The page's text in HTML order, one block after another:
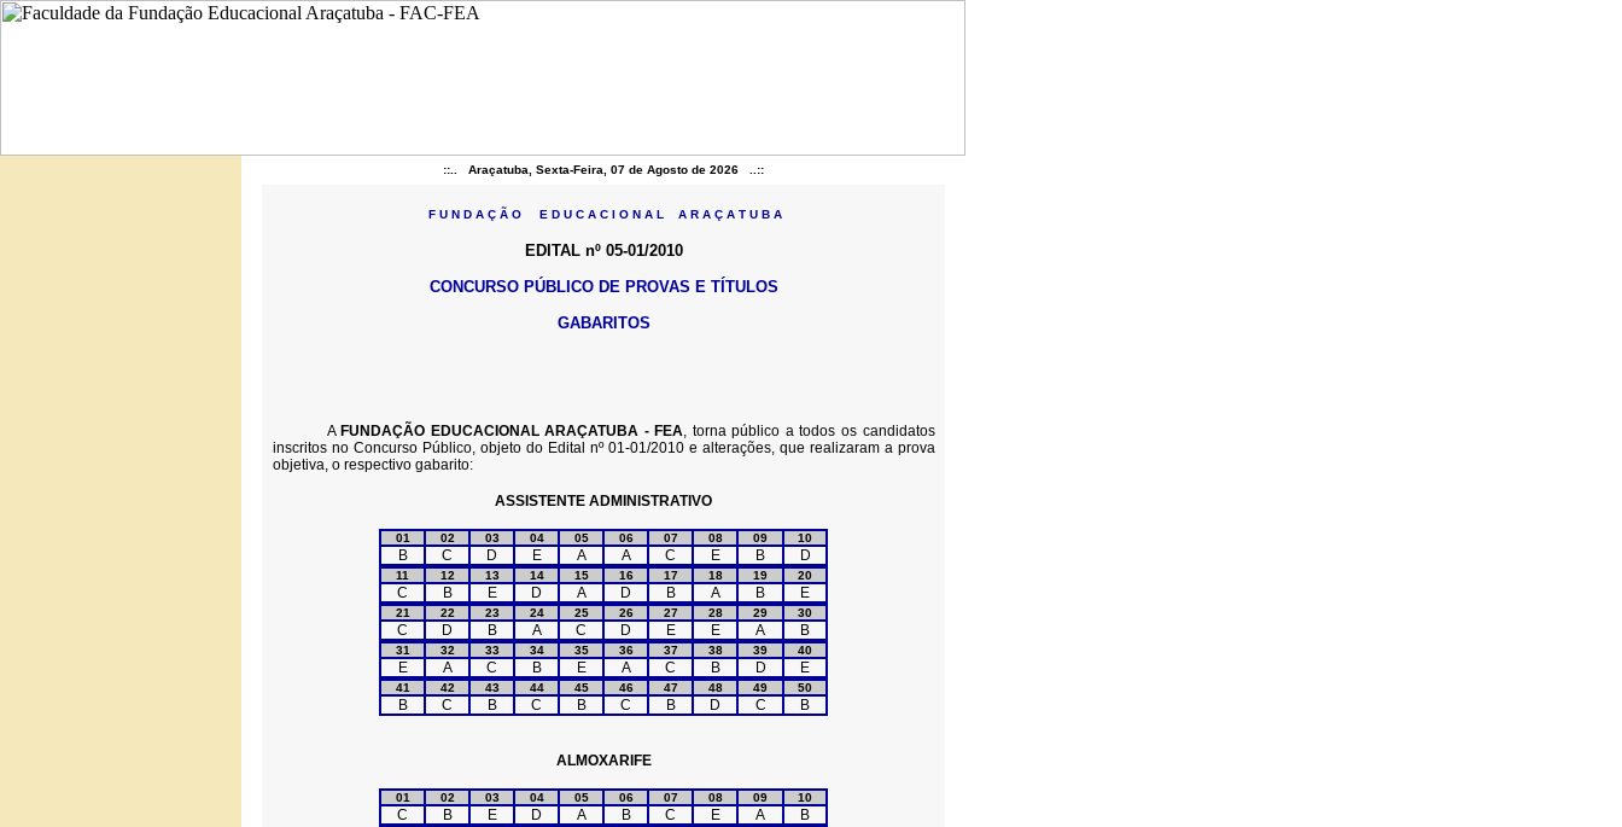
::.. Araçatuba, Sexta-Feira, 07 de Agosto de 2026 ..::
F U N D A Ç Ã O E D U C A C I O N A L A R A Ç A T U B A
EDITAL nº 05-01/2010
CONCURSO PÚBLICO DE PROVAS E TÍTULOS
GABARITOS
A FUNDAÇÃO EDUCACIONAL ARAÇATUBA - FEA, torna público a todos os candidatos
inscritos no Concurso Público, objeto do Edital nº 01-01/2010 e alterações, que realizaram a prova
objetiva, o respectivo gabarito:
ASSISTENTE ADMINISTRATIVO
01 02 03 04 05 06 07 08 09 10
B C D E A A C E B D
11 12 13 14 15 16 17 18 19 20
C B E D A D B A B E
21 22 23 24 25 26 27 28 29 30
C D B A C D E E A B
31 32 33 34 35 36 37 38 39 40
E A C B E A C B D E
41 42 43 44 45 46 47 48 49 50
B C B C B C B D C B
ALMOXARIFE
01 02 03 04 05 06 07 08 09 10
C B E D A B C E A B